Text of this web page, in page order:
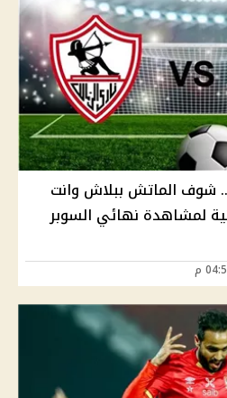
.. شوف الماتش ببلاش وانت
مجانية لمشاهدة نهائي السوبر